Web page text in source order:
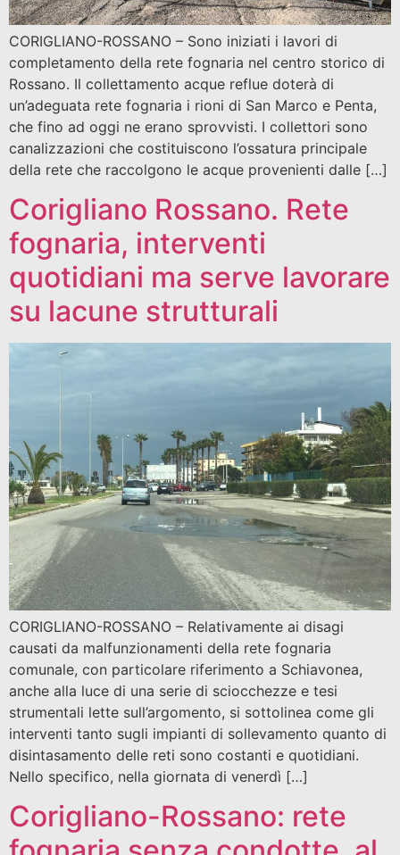
CORIGLIANO-ROSSANO – Sono iniziati i lavori di
completamento della rete fognaria nel centro storico di
Rossano. Il collettamento acque reflue doterà di
un’adeguata rete fognaria i rioni di San Marco e Penta,
che fino ad oggi ne erano sprovvisti. I collettori sono
canalizzazioni che costituiscono l’ossatura principale
della rete che raccolgono le acque provenienti dalle […]
Corigliano Rossano. Rete
fognaria, interventi
quotidiani ma serve lavorare
su lacune strutturali
CORIGLIANO-ROSSANO – Relativamente ai disagi
causati da malfunzionamenti della rete fognaria
comunale, con particolare riferimento a Schiavonea,
anche alla luce di una serie di sciocchezze e tesi
strumentali lette sull’argomento, si sottolinea come gli
interventi tanto sugli impianti di sollevamento quanto di
disintasamento delle reti sono costanti e quotidiani.
Nello specifico, nella giornata di venerdì […]
Corigliano-Rossano: rete